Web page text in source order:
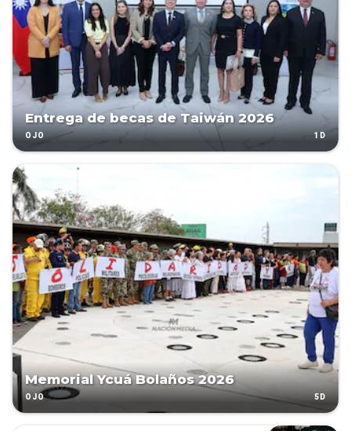
Entrega de becas de Taiwán 2026
OJO 1D
Memorial Ycuá Bolaños 2026
OJO 5D